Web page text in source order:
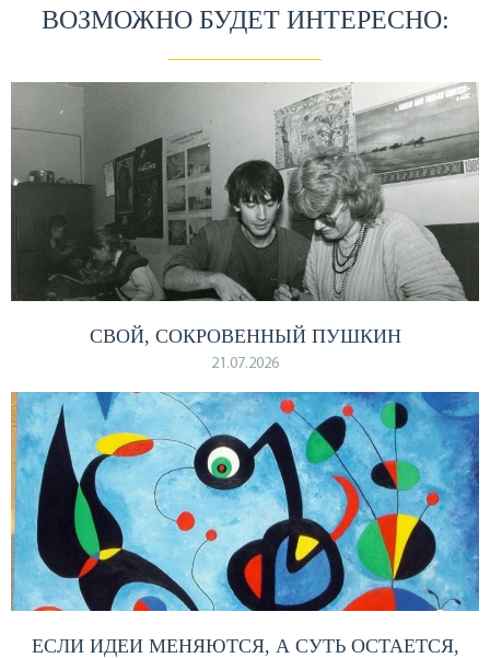
ВОЗМОЖНО БУДЕТ ИНТЕРЕСНО:
СВОЙ, СОКРОВЕННЫЙ ПУШКИН
21.07.2026
ЕСЛИ ИДЕИ МЕНЯЮТСЯ, А СУТЬ ОСТАЕТСЯ,